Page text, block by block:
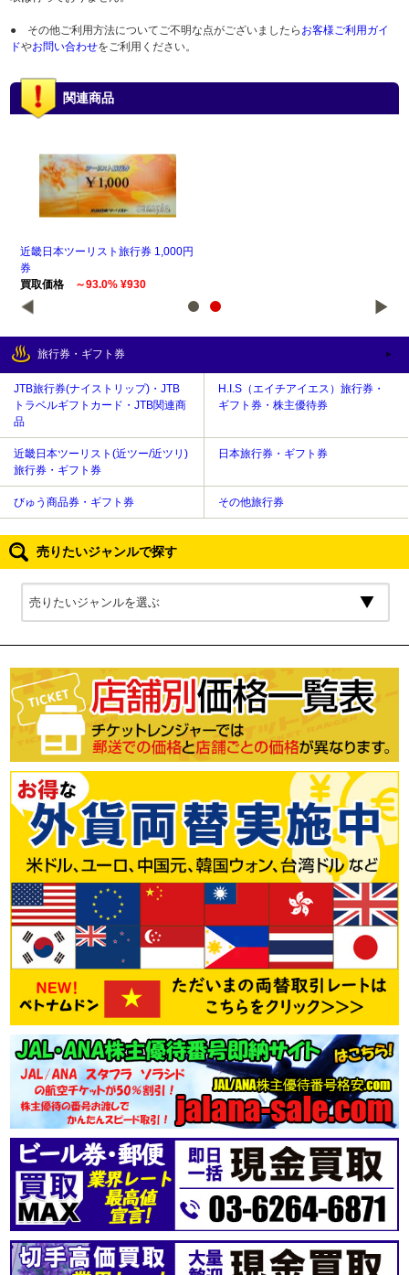
● その他ご利用方法についてご不明な点がございましたら お客様ご利用ガイ
ドやお問い合わせをご利用ください。
関連商品
近畿日本ツーリスト旅行券 1,000円
券
買取価格
～93.0% ¥930
旅行券・ギフト券
JTB旅行券(ナイストリップ)・JTB
トラベルギフトカード・JTB関連商
品
H.I.S（エイチアイエス）旅行券・
ギフト券・株主優待券
近畿日本ツーリスト(近ツー/近ツリ)
旅行券・ギフト券
日本旅行券・ギフト券
びゅう商品券・ギフト券 その他旅行券
売りたいジャンルで探す